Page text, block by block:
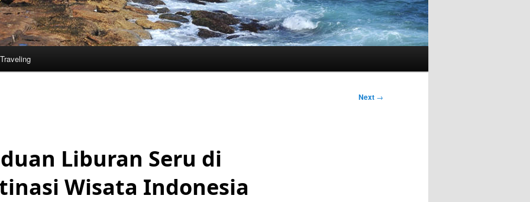
Traveling
Next →
Liburan Seru di
Wisata Indonesia